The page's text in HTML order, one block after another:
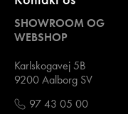
SHOWROOM OG
WEBSHOP
Karlskogavej 5B
9200 Aalborg SV
97 43 05 00